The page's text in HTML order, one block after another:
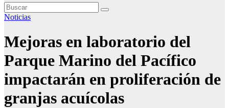
Noticias
Mejoras en laboratorio del
Parque Marino del Pacífico
impactarán en proliferación de
granjas acuícolas